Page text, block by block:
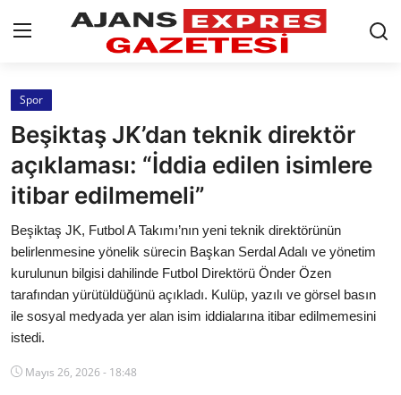
AnaSayfa
Eskişehir Siyaset
Siyaset
Türkiye Gündemi
Yerel
Siber Güvenlik
Spor
Beşiktaş JK’dan teknik direktör
açıklaması: “İddia edilen isimlere
itibar edilmemeli”
Beşiktaş JK, Futbol A Takımı’nın yeni teknik direktörünün
belirlenmesine yönelik sürecin Başkan Serdal Adalı ve yönetim
kurulunun bilgisi dahilinde Futbol Direktörü Önder Özen
tarafından yürütüldüğünü açıkladı. Kulüp, yazılı ve görsel basın
ile sosyal medyada yer alan isim iddialarına itibar edilmemesini
istedi.
Mayıs 26, 2026 - 18:48